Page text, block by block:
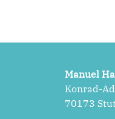
Manuel
Konrad-
70173